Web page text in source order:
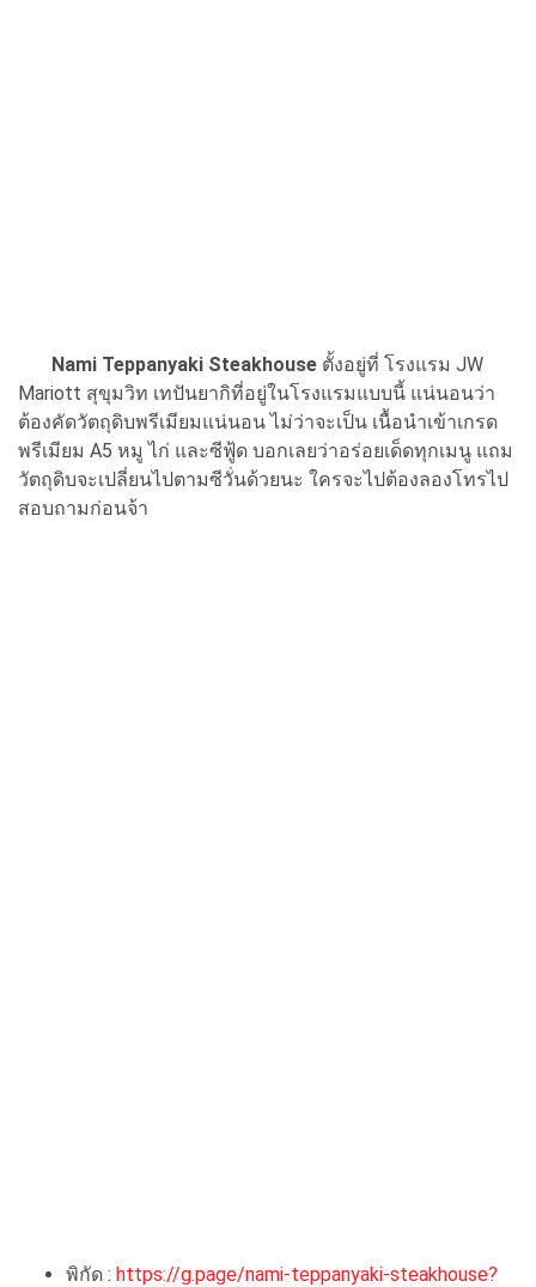
Nami Teppanyaki Steakhouse ตั้งอยู่ที่ โรงแรม JW
Mariott สุขุมวิท เทปันยากิที่อยู่ในโรงแรมแบบนี้ แน่นอนว่า
ต้องคัดวัตถุดิบพรีเมียมแน่นอน ไม่ว่าจะเป็น เนื้อนำเข้าเกรด
พรีเมียม A5 หมู ไก่ และซีฟู้ด บอกเลยว่าอร่อยเด็ดทุกเมนู แถม
วัตถุดิบจะเปลี่ยนไปตามซีวั่นด้วยนะ ใครจะไปต้องลองโทรไป
สอบถามก่อนจ้า
พิกัด : https://g.page/nami-teppanyaki-steakhouse?